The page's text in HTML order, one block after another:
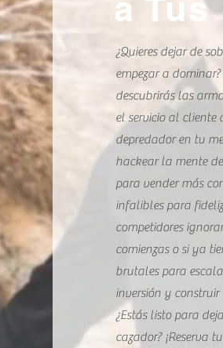
¿Quieres dejar de
empezar a
descubrirás las
el servicio al cliente
depredador en tu
hackear la mente
para vender más
infalibles para
competidores
comienzas o si ya
brutales para
inversión y
¿Estás listo para
cazador? ¡Reserva